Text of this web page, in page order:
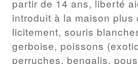
partir de 14 ans, liberté
introduit à la maison plus
licitement, souris
gerboise, poissons
perruches, bengalis,